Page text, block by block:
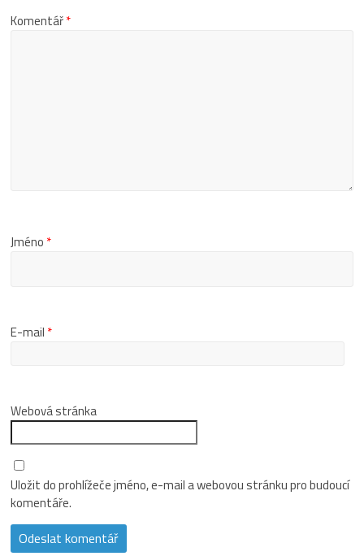
Komentář*
Jméno *
E-mail *
Webová stránka
Uložit do prohlížeče jméno, e-mail a webovou stránku pro budoucí
komentáře.